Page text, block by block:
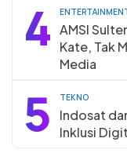
4
AMSI
Kate, Tak
Media
5 TEKNO
Indosat
Inklusi